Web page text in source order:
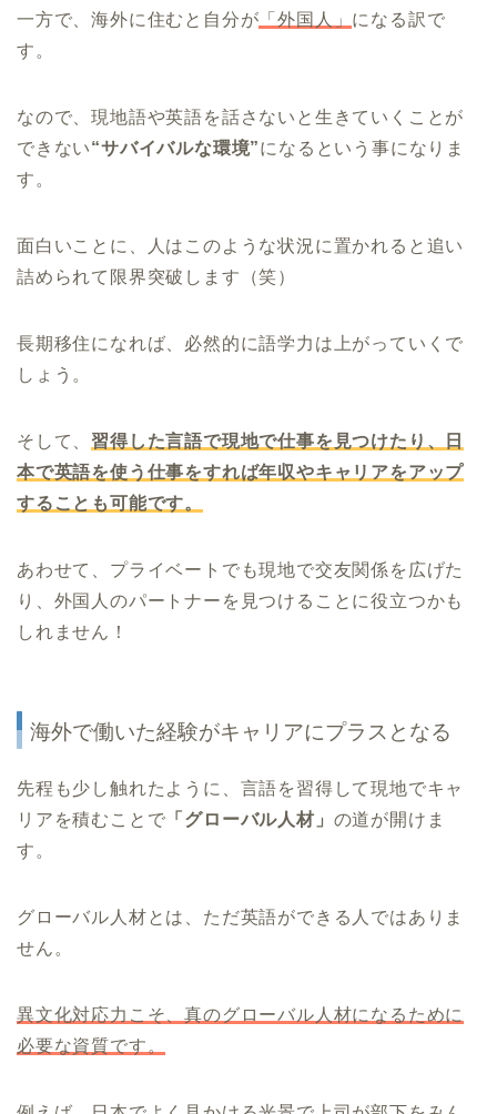
一方で、海外に住むと自分が 「外国人」 になる訳で
す。
なので、現地語や英語を話さないと生きていくことが
できない“サバイバルな環境”になるという事になりま
す。
面白いことに、人はこのような状況に置かれると追い
詰められて限界突破します（笑）
長期移住になれば、必然的に語学力は上がっていくで
しょう。
そして、 習得した言語で現地で仕事を見つけたり、日
本で英語を使う仕事をすれば年収やキャリアをアップ
することも可能です。
あわせて、プライベートでも現地で交友関係を広げた
り、外国人のパートナーを見つけることに役立つかも
しれません！
海外で働いた経験がキャリアにプラスとなる
先程も少し触れたように、言語を習得して現地でキャ
リアを積むことで 「グローバル人材」 の道が開けま
す。
グローバル人材とは、ただ英語ができる人ではありま
せん。
異文化対応力こそ、真のグローバル人材になるために
必要な資質です。